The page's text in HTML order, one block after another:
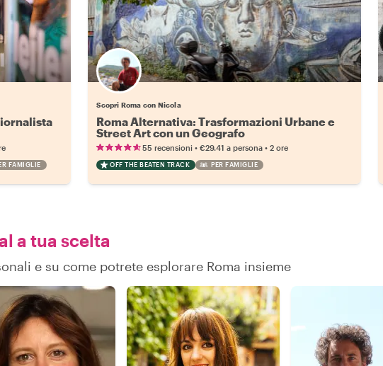
FAMIGLIE
Scopri Roma con Nicola
Roma Alternativa: Trasformazioni Urbane e
Street Art con un Geografo
55 recensioni •€29.41 a persona •2 ore
OFF THE BEATEN TRACK PER FAMIGLIE
a tua scelta
e su come potrete esplorare Roma insieme